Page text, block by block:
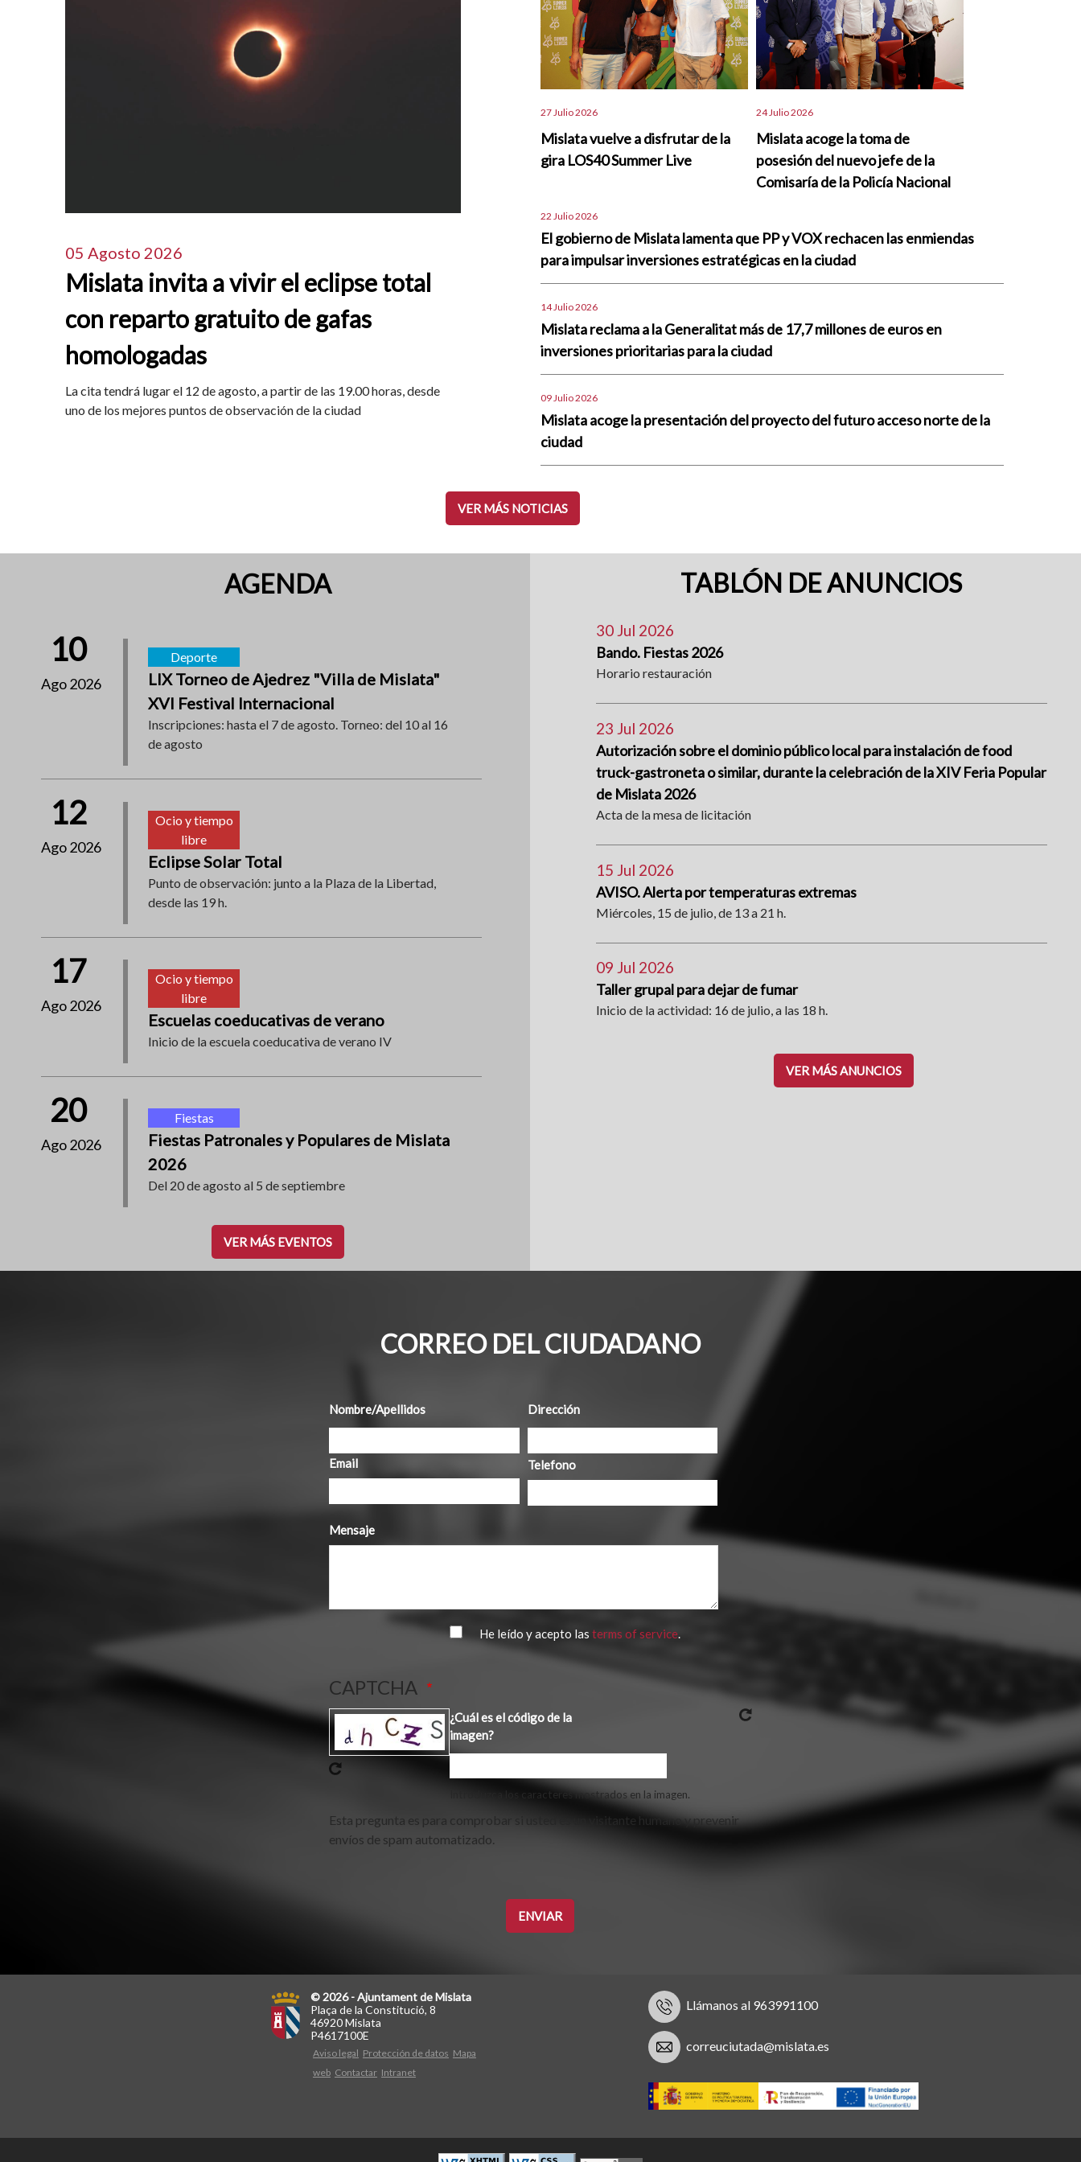
05 Agosto 2026
Mislata invita a vivir el eclipse total
con reparto gratuito de gafas
homologadas
La cita tendrá lugar el 12 de agosto, a partir de las 19.00 horas, desde
uno de los mejores puntos de observación de la ciudad
27 Julio 2026
Mislata vuelve a disfrutar de la
gira LOS40 Summer Live
24 Julio 2026
Mislata acoge la toma de
posesión del nuevo jefe de la
Comisaría de la Policía Nacional
22 Julio 2026
El gobierno de Mislata lamenta que PP y VOX rechacen las enmiendas
para impulsar inversiones estratégicas en la ciudad
14 Julio 2026
Mislata reclama a la Generalitat más de 17,7 millones de euros en
inversiones prioritarias para la ciudad
09 Julio 2026
Mislata acoge la presentación del proyecto del futuro acceso norte de la
ciudad
VER MÁS NOTICIAS
AGENDA
10
Ago 2026
Deporte
LIX Torneo de Ajedrez "Villa de Mislata"
XVI Festival Internacional
Inscripciones: hasta el 7 de agosto. Torneo: del 10 al 16
de agosto
12
Ago 2026
Ocio y tiempo
libre
Eclipse Solar Total
Punto de observación: junto a la Plaza de la Libertad,
desde las 19 h.
17
Ago 2026
Ocio y tiempo
libre
Escuelas coeducativas de verano
Inicio de la escuela coeducativa de verano IV
20
Ago 2026
Fiestas
Fiestas Patronales y Populares de Mislata
2026
Del 20 de agosto al 5 de septiembre
VER MÁS EVENTOS
TABLÓN DE ANUNCIOS
30 Jul 2026
Bando. Fiestas 2026
Horario restauración
23 Jul 2026
Autorización sobre el dominio público local para instalación de food
truck-gastroneta o similar, durante la celebración de la XIV Feria Popular
de Mislata 2026
Acta de la mesa de licitación
15 Jul 2026
AVISO. Alerta por temperaturas extremas
Miércoles, 15 de julio, de 13 a 21 h.
09 Jul 2026
Taller grupal para dejar de fumar
Inicio de la actividad: 16 de julio, a las 18 h.
VER MÁS ANUNCIOS
CORREO DEL CIUDADANO
Nombre/Apellidos Dirección
Email Telefono
Mensaje
He leído y acepto lasterms of service.
CAPTCHA
¿Cuál es el código de la
imagen?
Introduzca los caracteres mostrados en la imagen.
Esta pregunta es para comprobar si usted es un visitante humano y prevenir
envíos de spam automatizado.
© 2026 - Ajuntament de Mislata
Plaça de la Constitució, 8
46920 Mislata
P4617100E
Aviso legal Protección de datos Mapa
web Contactar Intranet
Llámanos al 963991100
correuciutada@mislata.es